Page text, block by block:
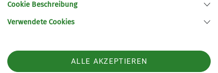
Historie
1901: Eröffnung der Hütte am 27.08.1901,
Cookie Beschreibung
Verwendete Cookies
ALLE AKZEPTIEREN